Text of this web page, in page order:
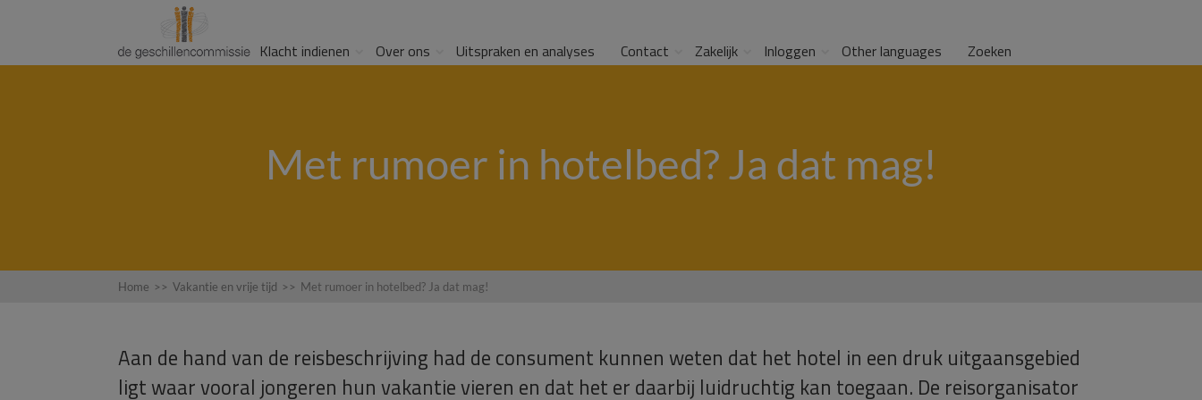
Klacht indienen Over ons Uitspraken en analyses Contact Zakelijk Inloggen Other languages Zoeken
Met rumoer in hotelbed? Ja dat mag!
Home >> Vakantie en vrije tijd >> Met rumoer in hotelbed? Ja dat mag!
Aan de hand van de reisbeschrijving had de consument kunnen weten dat het hotel in een druk uitgaansgebied
ligt waar vooral jongeren hun vakantie vieren en dat het er daarbij luidruchtig kan toegaan. De reisorganisator